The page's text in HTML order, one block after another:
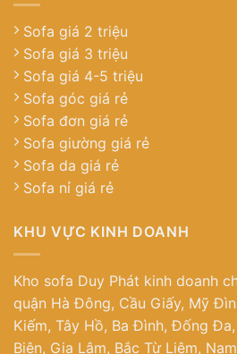
Sofa giá 2 triệu
Sofa giá 3 triệu
Sofa giá 4-5 triệu
Sofa góc giá rẻ
Sofa đơn giá rẻ
Sofa giường giá rẻ
Sofa da giá rẻ
Sofa nỉ giá rẻ
KHU VỰC KINH DOANH
Kho sofa Duy Phát kinh doanh
quận Hà Đông, Cầu Giấy, Mỹ
Kiếm, Tây Hồ, Ba Đình, Đống
Biên, Gia Lâm, Bắc Từ Liêm,